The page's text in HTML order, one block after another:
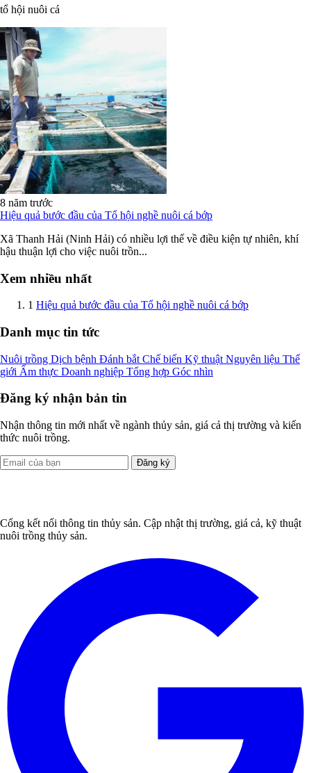
tổ hội nuôi cá
8 năm trước
Hiệu quả bước đầu của Tổ hội nghề nuôi cá bớp
Xã Thanh Hải (Ninh Hải) có nhiều lợi thế về điều kiện tự nhiên, khí
hậu thuận lợi cho việc nuôi trồn...
Xem nhiều nhất
1 Hiệu quả bước đầu của Tổ hội nghề nuôi cá bớp
Danh mục tin tức
Nuôi trồng Dịch bệnh Đánh bắt Chế biến Kỹ thuật Nguyên liệu Thế
giới Ẩm thực Doanh nghiệp Tổng hợp Góc nhìn
Đăng ký nhận bản tin
Nhận thông tin mới nhất về ngành thủy sản, giá cả thị trường và kiến
thức nuôi trồng.
Đăng ký
Cổng kết nối thông tin thủy sản. Cập nhật thị trường, giá cả, kỹ thuật
nuôi trồng thủy sản.